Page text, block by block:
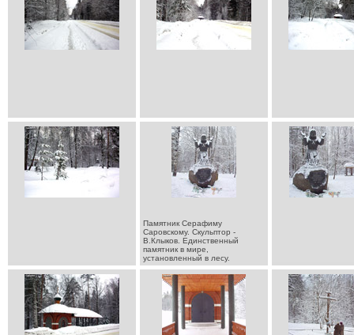
Памятник Серафиму
Саровскому. Скульптор -
В.Клыков. Единственный
памятник в мире,
установленный в лесу.